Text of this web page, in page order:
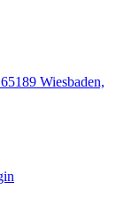
Wiesbaden,